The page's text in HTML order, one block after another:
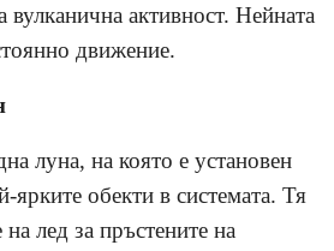
вулканична активност. Нейната
движение.
луна, на която е установен
ярките обекти в системата. Тя
лед за пръстените на